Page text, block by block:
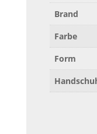
Brand
Farbe
Form